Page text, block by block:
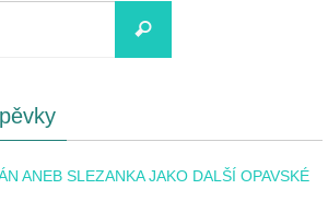
ANEB SLEZANKA JAKO DALŠÍ OPAVSKÉ